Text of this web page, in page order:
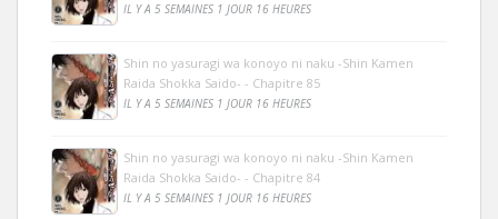
IL Y A 5 SEMAINES 1 JOUR 16 HEURES
Shin no yasuragi wa konoyo ni naku -Shin Kamen
Raida Shokka Saido- - Chapitre 85
IL Y A 5 SEMAINES 1 JOUR 16 HEURES
Shin no yasuragi wa konoyo ni naku -Shin Kamen
Raida Shokka Saido- - Chapitre 84
IL Y A 5 SEMAINES 1 JOUR 16 HEURES